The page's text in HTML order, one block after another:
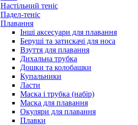
Настільний теніс
Падел-теніс
Плавання
Інші аксесуари для плавання
Беруші та затискачі для носа
Взуття для плавання
Дихальна трубка
Дошки та колобашки
Купальники
Ласти
Маска і трубка (набір)
Маска для плавання
Окуляри для плавання
Плавки